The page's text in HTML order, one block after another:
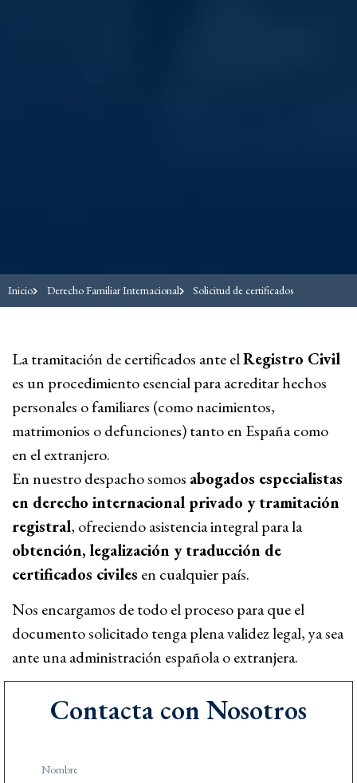
Inicio Derecho Familiar Internacional Solicitud de certificados
La tramitación de certificados ante elRegistro Civil
es un procedimiento esencial para acreditar hechos
personales o familiares (como nacimientos,
matrimonios o defunciones) tanto en España como
en el extranjero.
En nuestro despacho somos abogados especialistas
en derecho internacional privado y tramitación
registral, ofreciendo asistencia integral para la
obtención, legalización y traducción de
certificados civiles en cualquier país.
Nos encargamos de todo el proceso para que el
documento solicitado tenga plena validez legal, ya sea
ante una administración española o extranjera.
Contacta con Nosotros